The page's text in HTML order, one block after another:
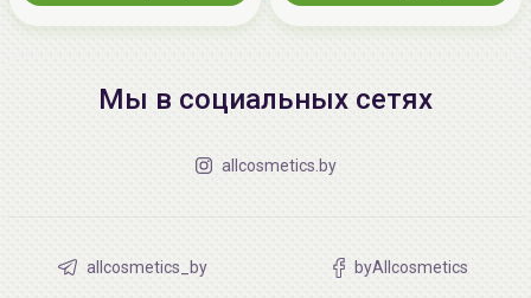
Мы в социальных сетях
allcosmetics.by
allcosmetics_by byAllcosmetics